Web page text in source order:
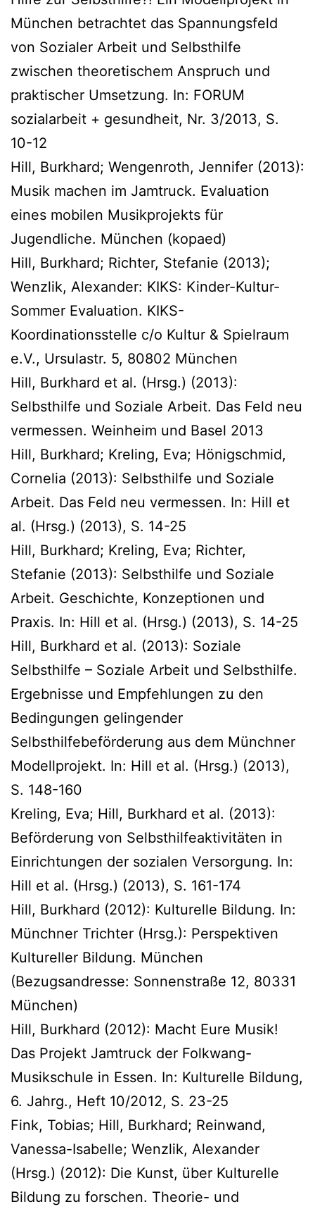
München betrachtet das Spannungsfeld
von Sozialer Arbeit und Selbsthilfe
zwischen theoretischem Anspruch und
praktischer Umsetzung. In: FORUM
sozialarbeit + gesundheit, Nr. 3/2013, S.
10-12
Hill, Burkhard; Wengenroth, Jennifer (2013):
Musik machen im Jamtruck. Evaluation
eines mobilen Musikprojekts für
Jugendliche. München (kopaed)
Hill, Burkhard; Richter, Stefanie (2013);
Wenzlik, Alexander: KIKS: Kinder-Kultur-
Sommer Evaluation. KIKS-
Koordinationsstelle c/o Kultur & Spielraum
e.V., Ursulastr. 5, 80802 München
Hill, Burkhard et al. (Hrsg.) (2013):
Selbsthilfe und Soziale Arbeit. Das Feld neu
vermessen. Weinheim und Basel 2013
Hill, Burkhard; Kreling, Eva; Hönigschmid,
Cornelia (2013): Selbsthilfe und Soziale
Arbeit. Das Feld neu vermessen. In: Hill et
al. (Hrsg.) (2013), S. 14-25
Hill, Burkhard; Kreling, Eva; Richter,
Stefanie (2013): Selbsthilfe und Soziale
Arbeit. Geschichte, Konzeptionen und
Praxis. In: Hill et al. (Hrsg.) (2013), S. 14-25
Hill, Burkhard et al. (2013): Soziale
Selbsthilfe – Soziale Arbeit und Selbsthilfe.
Ergebnisse und Empfehlungen zu den
Bedingungen gelingender
Selbsthilfebeförderung aus dem Münchner
Modellprojekt. In: Hill et al. (Hrsg.) (2013),
S. 148-160
Kreling, Eva; Hill, Burkhard et al. (2013):
Beförderung von Selbsthilfeaktivitäten in
Einrichtungen der sozialen Versorgung. In:
Hill et al. (Hrsg.) (2013), S. 161-174
Hill, Burkhard (2012): Kulturelle Bildung. In:
Münchner Trichter (Hrsg.): Perspektiven
Kultureller Bildung. München
(Bezugsandresse: Sonnenstraße 12, 80331
München)
Hill, Burkhard (2012): Macht Eure Musik!
Das Projekt Jamtruck der Folkwang-
Musikschule in Essen. In: Kulturelle Bildung,
6. Jahrg., Heft 10/2012, S. 23-25
Fink, Tobias; Hill, Burkhard; Reinwand,
Vanessa-Isabelle; Wenzlik, Alexander
(Hrsg.) (2012): Die Kunst, über Kulturelle
Bildung zu forschen. Theorie- und